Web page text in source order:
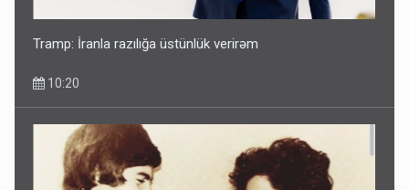
Tramp: İranla razılığa üstünlük verirəm
10:20